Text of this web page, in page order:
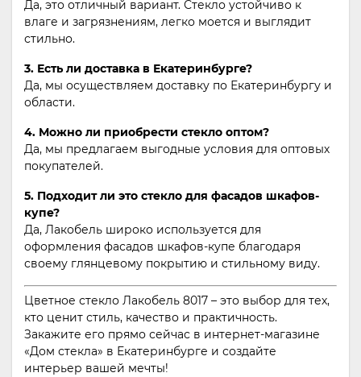
Да, это отличный вариант. Стекло устойчиво к
влаге и загрязнениям, легко моется и выглядит
стильно.
3. Есть ли доставка в Екатеринбурге?
Да, мы осуществляем доставку по Екатеринбургу и
области.
4. Можно ли приобрести стекло оптом?
Да, мы предлагаем выгодные условия для оптовых
покупателей.
5. Подходит ли это стекло для фасадов шкафов-
купе?
Да, Лакобель широко используется для
оформления фасадов шкафов-купе благодаря
своему глянцевому покрытию и стильному виду.
Цветное стекло Лакобель 8017 – это выбор для тех,
кто ценит стиль, качество и практичность.
Закажите его прямо сейчас в интернет-магазине
«Дом стекла» в Екатеринбурге и создайте
интерьер вашей мечты!